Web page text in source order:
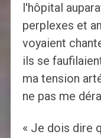
l'hôpital
perplexes et
voyaient
ils se
ma tension
ne pas me
« Je dois dire